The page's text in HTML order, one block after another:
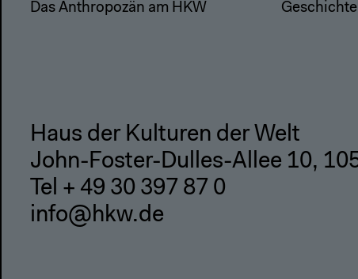
Das Anthropozän am HKW
Geschichte
Haus der Kulturen der Welt
John-Foster-Dulles-Allee 10,
Tel + 49 30 397 87 0
info@hkw.de